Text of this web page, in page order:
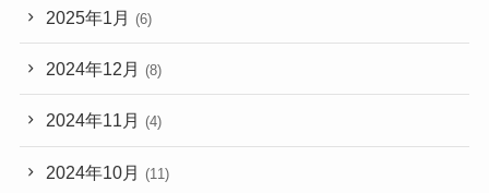
2025年1月 (6)
2024年12月 (8)
2024年11月 (4)
2024年10月 (11)